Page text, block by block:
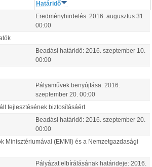
Határidő
Eredményhirdetés: 2016. augusztus 31
00:00
Beadási határidő: 2016. szeptember 10
00:00
Pályaművek benyújtása: 2016.
szeptember 20 00:00
fejlesztésének biztosításáért
Beadási határidő: 2016. szeptember 20
00:00
Minisztériumával (EMMI) és a Nemzetgazdasági
Pályázat elbírálásának határideje: 2016.